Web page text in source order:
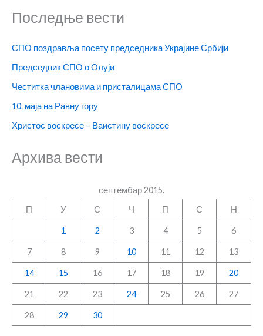
Последње вести
СПО поздравља посету председника Украјине Србији
Председник СПО о Олуји
Честитка члановима и присталицама СПО
10. маја на Равну гору
Христос воскресе – Ваистину воскресе
Архива вести
септембар 2015.
П
У С Ч П С Н
1 2 3 4 5 6
7 8 9 10 11 12 13
14 15 16 17 18 19 20
21 22 23 24 25 26 27
28 29 30